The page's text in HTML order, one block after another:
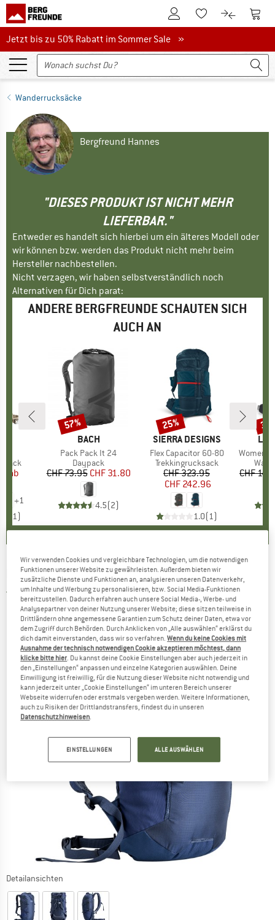
Zum KundenkontoZum Merkzettel.
Zum Zum
Jetzt bis zu 50% Rabatt im Sommer Sale
Jetzt bis zu 50% Rabatt im Sommer Sale »
Wanderrucksäcke
Bergfreund Hannes
"DIESES PRODUKT IST NICHT MEHR
LIEFERBAR."
Entweder es handelt sich hierbei um ein älteres Modell oder
wir können bzw. werden das Produkt nicht mehr beim
Hersteller nachbestellen.
Nicht verzagen, wir haben selbstverständlich noch
Alternativen für Dich parat:
ANDERE BERGFREUNDE SCHAUTEN SICH
AUCH AN
Preis
ab
+1
1)
MARKE
BACH
Artikel
Pack Pack It 24
Produktgruppe
Daypack
Preis
CHF 73.95 reduzierter Preis
CHF 31.80
4.5(2)
Rabatt
57%
MARKE
SIERRA DESIGNS
Artikel
Flex Capacitor 60-80
Produktgruppe
Trekkingrucksack
Preis
CHF 323.95reduzierter Preis
CHF 242.96
1.0(1)
Rabatt
25%
Artikel
Women's
CHF
BACH -Pack Molecule 15 - Wanderrucksack
5,0(1)
Detailansichten
Wir verwenden Cookies und vergleichbare Technologien, um die notwendigen
Funktionen unserer Website zu gewährleisten. Außerdem bieten wir
zusätzliche Dienste und Funktionen an, analysieren unseren Datenverkehr,
um Inhalte und Werbung zu personalisieren, bzw. Social Media-Funktionen
bereitzustellen. Dadurch erfahren auch unsere Social Media-, Werbe- und
Analysepartner von deiner Nutzung unserer Website; diese sitzen teilweise in
Drittländern ohne angemessene Garantien zum Schutz deiner Daten, etwa vor
dem Zugriff durch Behörden. Durch Anklicken von „Alle auswählen“ erklärst du
dich damit einverstanden, dass wir so verfahren.Wenn du keine Cookies mit
Ausnahme der technisch notwendigen Cookie akzeptieren möchtest, dann
klicke bitte hier . Du kannst deine Cookie Einstellungen aber auch jederzeit in
den „Einstellungen“ anpassen und einzelne Kategorien auswählen. Deine
Einwilligung ist freiwillig, für die Nutzung dieser Website nicht notwendig und
kann jederzeit unter „Cookie Einstellungen“ im unteren Bereich unserer
Webseite widerrufen oder erstmals vergeben werden. Weitere Informationen,
auch zu Risiken der Drittlandstransfers, findest du in unseren
Datenschutzhinweisen
EINSTELLUNGEN ALLE AUSWÄHLEN